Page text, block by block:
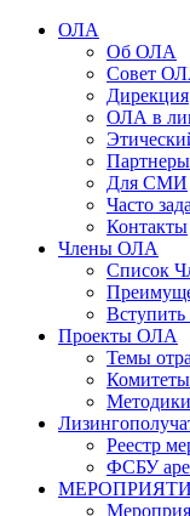
ОЛА
Об ОЛА
Совет
Дирекция
ОЛА в
Партнеры
Для СМИ
Часто
Контакты
Члены ОЛА
Список
Проекты ОЛА
Темы
Комитеты
Реестр
ФСБУ